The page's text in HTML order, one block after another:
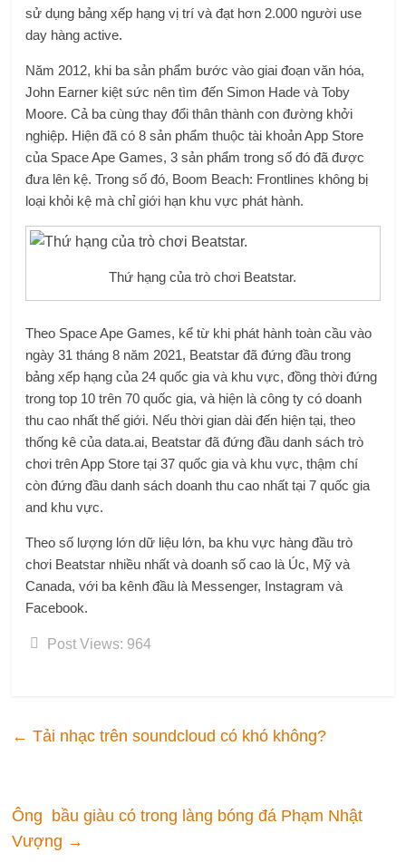
sử dụng bảng xếp hạng vị trí và đạt hơn 2.000 người use
day hàng active.
Năm 2012, khi ba sản phẩm bước vào giai đoạn văn hóa,
John Earner kiệt sức nên tìm đến Simon Hade và Toby
Moore. Cả ba cùng thay đổi thân thành con đường khởi
nghiệp. Hiện đã có 8 sản phẩm thuộc tài khoản App Store
của Space Ape Games, 3 sản phẩm trong số đó đã được
đưa lên kệ. Trong số đó, Boom Beach: Frontlines không bị
loại khỏi kệ mà chỉ giới hạn khu vực phát hành.
Thứ hạng của trò chơi Beatstar.
Theo Space Ape Games, kể từ khi phát hành toàn cầu vào
ngày 31 tháng 8 năm 2021, Beatstar đã đứng đầu trong
bảng xếp hạng của 24 quốc gia và khu vực, đồng thời đứng
trong top 10 trên 70 quốc gia, và hiện là công ty có doanh
thu cao nhất thế giới. Nếu thời gian dài đến hiện tại, theo
thống kê của data.ai, Beatstar đã đứng đầu danh sách trò
chơi trên App Store tại 37 quốc gia và khu vực, thậm chí
còn đứng đầu danh sách doanh thu cao nhất tại 7 quốc gia
and khu vực.
Theo số lượng lớn dữ liệu lớn, ba khu vực hàng đầu trò
chơi Beatstar nhiều nhất và doanh số cao là Úc, Mỹ và
Canada, với ba kênh đầu là Messenger, Instagram và
Facebook.
Post Views: 964
← Tải nhạc trên soundcloud có khó không?
Ông bầu giàu có trong làng bóng đá Phạm Nhật
Vượng →